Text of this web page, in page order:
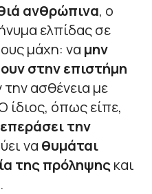
ανθρώπινα, ο
ελπίδας σε
μάχη: να μην
στην επιστήμη
ασθένεια με
ίδιος, όπως είπε,
την
να θυμάται
της πρόληψηςκαι